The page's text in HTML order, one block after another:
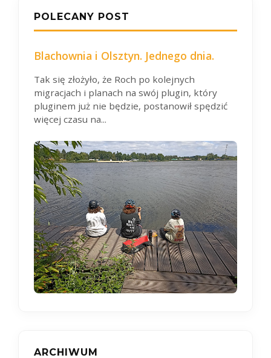
POLECANY POST
Blachownia i Olsztyn. Jednego dnia.
Tak się złożyło, że Roch po kolejnych
migracjach i planach na swój plugin, który
pluginem już nie będzie, postanowił spędzić
więcej czasu na...
ARCHIWUM